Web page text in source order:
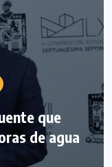
que
de agua